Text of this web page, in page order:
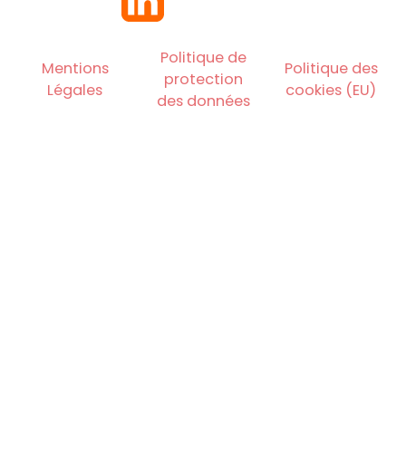
Mentions
Légales
Politique de
protection
des données
Politique des
cookies (EU)